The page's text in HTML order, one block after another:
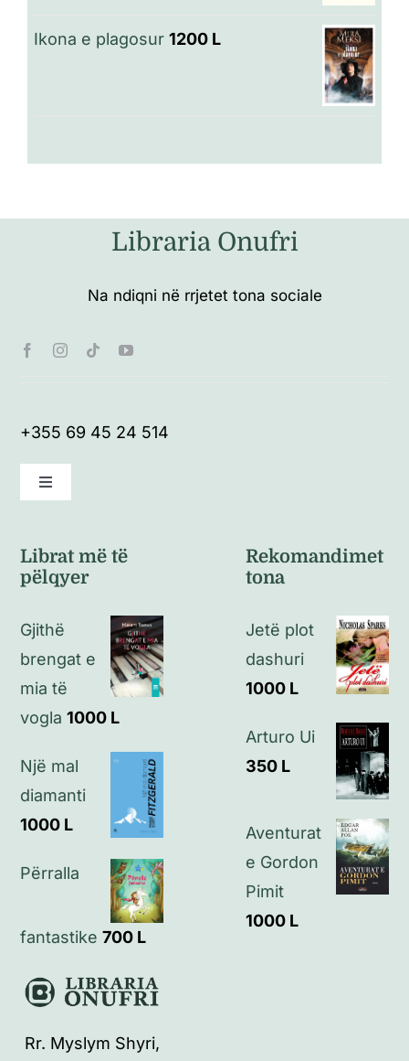
Ikona e plagosur 1200 L
Libraria Onufri
Na ndiqni në rrjetet tona sociale
+355 69 45 24 514
Toggle
Politikat e kthimeve
Politikat e privatësisë
Librat më të
pëlqyer
Gjithë
brengat e
mia të
vogla 1000 L
Një mal
diamanti
1000 L
Përralla
fantastike 700 L
Rekomandimet
tona
Jetë plot
dashuri
1000 L
Arturo Ui
350 L
Aventurat
e Gordon
Pimit
1000 L
Rr. Myslym Shyri,